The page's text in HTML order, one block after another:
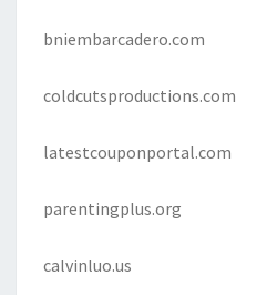
bniembarcadero.com
coldcutsproductions.com
latestcouponportal.com
parentingplus.org
calvinluo.us